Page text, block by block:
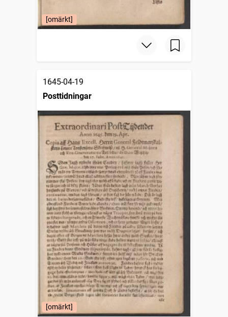
[omärkt]
1645-04-19
Posttidningar
[omärkt]